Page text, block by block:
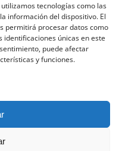
tecnologías como las
información del dispositivo. El
permitirá procesar datos como
únicas en este
puede afectar
y funciones.